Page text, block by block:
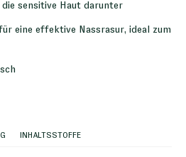
sensitive Haut darunter
eine effektive Nassrasur, ideal zum
INHALTSSTOFFE